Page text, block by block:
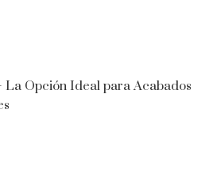
La Opción Ideal para Acabados